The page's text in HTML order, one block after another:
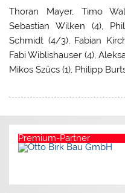
Thoran Mayer, Timo
Sebastian Wilken (4),
Schmidt (4/3), Fabian
Fabi Wiblishauser (4),
Mikos Szücs (1), Philipp
Premium-Partner